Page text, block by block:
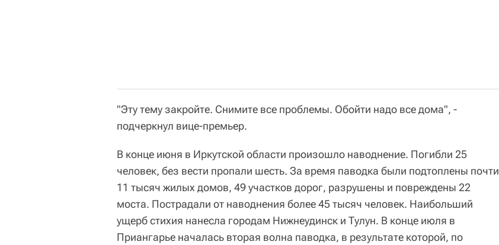
"Эту тему закройте. Снимите все проблемы. Обойти надо все дома", -
подчеркнул вице-премьер.
В конце июня в Иркутской области произошло наводнение. Погибли 25
человек, без вести пропали шесть. За время паводка были подтоплены почти
11 тысяч жилых домов, 49 участков дорог, разрушены и повреждены 22
моста. Пострадали от наводнения более 45 тысяч человек. Наибольший
ущерб стихия нанесла городам Нижнеудинск и Тулун. В конце июля в
Приангарье началась вторая волна паводка, в результате которой, по